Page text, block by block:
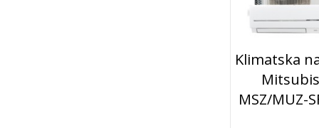
Klimatska
MSZ/MUZ-